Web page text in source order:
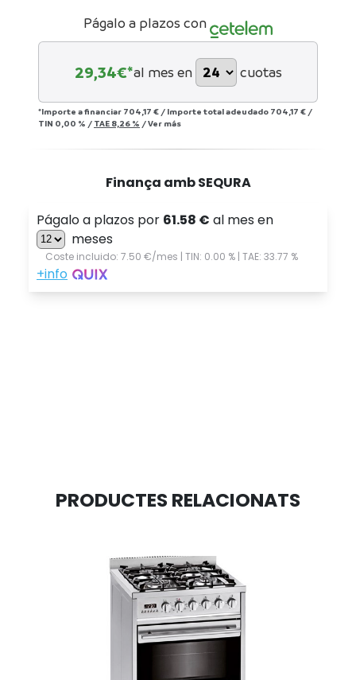
Págalo a plazos con
29,34€*al mes en cuotas
*Importe a financiar 704,17 € / Importe total adeudado 704,17 € /
TIN 0,00 % / TAE 8,26 % /Ver más
Finança amb SEQURA
PRODUCTES RELACIONATS